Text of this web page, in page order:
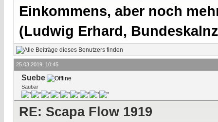
Einkommens, aber noch
(Ludwig Erhard,
25.03.2019, 10:45
Suebe
Saubär
RE: Scapa Flow 1919